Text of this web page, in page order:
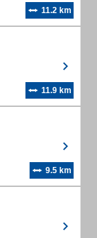
11.2 km
11.9 km
9.5 km